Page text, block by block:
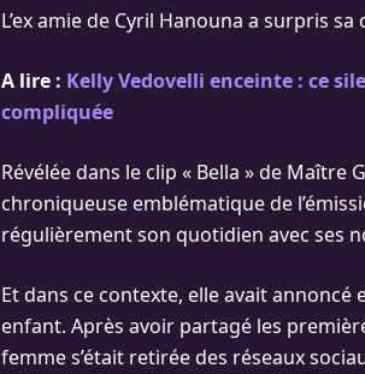
L’ex amie de Cyril Hanouna a surpris
A lire : Kelly Vedovelli enceinte : ce
compliquée
Révélée dans le clip « Bella » de Maître
chroniqueuse emblématique de
régulièrement son quotidien avec ses
Et dans ce contexte, elle avait
enfant. Après avoir partagé les
femme s’était retirée des réseaux